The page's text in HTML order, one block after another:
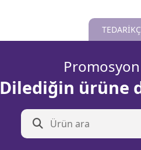
Dilediğin ürüne